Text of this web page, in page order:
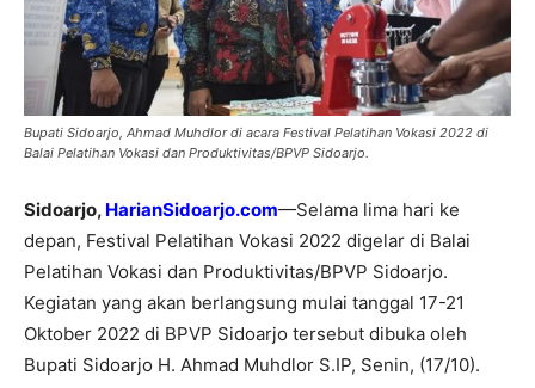
Bupati Sidoarjo, Ahmad Muhdlor di acara Festival Pelatihan Vokasi 2022 di
Balai Pelatihan Vokasi dan Produktivitas/BPVP Sidoarjo.
Sidoarjo, HarianSidoarjo.com—Selama lima hari ke
depan, Festival Pelatihan Vokasi 2022 digelar di Balai
Pelatihan Vokasi dan Produktivitas/BPVP Sidoarjo.
Kegiatan yang akan berlangsung mulai tanggal 17-21
Oktober 2022 di BPVP Sidoarjo tersebut dibuka oleh
Bupati Sidoarjo H. Ahmad Muhdlor S.IP, Senin, (17/10).